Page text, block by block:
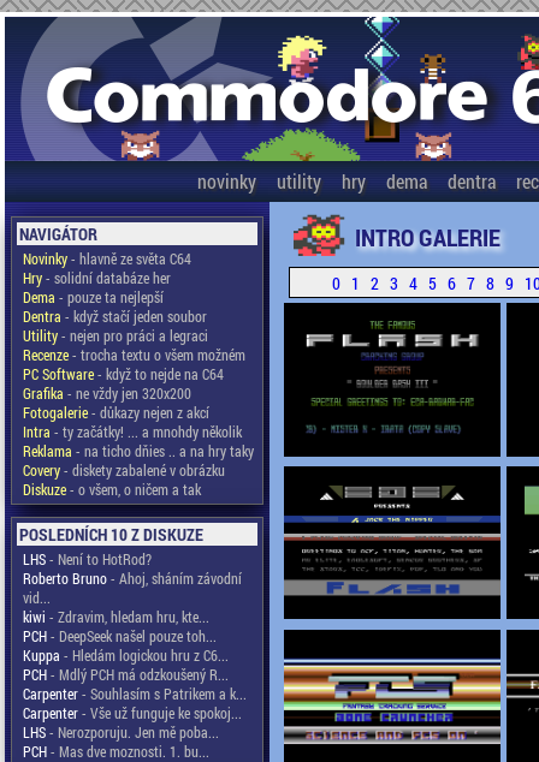
novinky utility hry dema dentra
NAVIGÁTOR
Novinky- hlavně ze světa C64
Hry- solidní databáze her
Dema - pouze ta nejlepší
Dentra - když stačí jeden soubor
Utility- nejen pro práci a legraci
Recenze- trocha textu o všem možném
PC Software- když to nejde na C64
Grafika - ne vždy jen 320x200
Fotogalerie- důkazy nejen z akcí
Intra - ty začátky! ... a mnohdy několik
Reklama - na ticho dňies .. a na hry taky
Covery- diskety zabalené v obrázku
Diskuze- o všem, o ničem a tak
POSLEDNÍCH 10 Z DISKUZE
LHS- Není to HotRod?
Roberto Bruno- Ahoj, sháním závodní
vid...
kiwi - Zdravim, hledam hru, kte...
PCH- DeepSeek našel pouze toh...
Kuppa - Hledám logickou hru z C6...
PCH- Mdlý PCH má odzkoušený R...
Carpenter- Souhlasím s Patrikem a k...
Carpenter- Vše už funguje ke spokoj...
LHS- Nerozporuju. Jen mě poba...
PCH- Mas dve moznosti. 1. bu...
INTRO GALERIE
0 1 2 3 4 5 6 7 8 9